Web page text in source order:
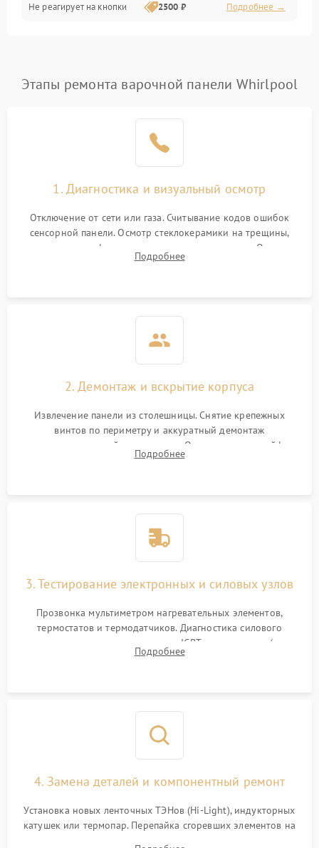
Не реагирует на кнопки 2500 ₽ Подробнее →
Этапы ремонта варочной панели Whirlpool
1. Диагностика и визуальный осмотр
Отключение от сети или газа. Считывание кодов ошибок
сенсорной панели. Осмотр стеклокерамики на трещины,
проверка конфорок на равномерность нагрева. Опрос
клиента о симптомах (не включается, не видит посуду,
Подробнее
2. Демонтаж и вскрытие корпуса
Извлечение панели из столешницы. Снятие крепежных
винтов по периметру и аккуратный демонтаж
стеклокерамической поверхности. Отсоединение шлейфов
сенсорного блока для доступа к силовым платам, катушкам
Подробнее
3. Тестирование электронных и силовых узлов
Прозвонка мультиметром нагревательных элементов,
термостатов и термодатчиков. Диагностика силового
модуля, реле, диодных мостов и IGBT-транзисторов (для
индукции). Проверка кранов и газ-контроля (для газовых
Подробнее
4. Замена деталей и компонентный ремонт
Установка новых ленточных ТЭНов (Hi-Light), индукторных
катушек или термопар. Перепайка сгоревших элементов на